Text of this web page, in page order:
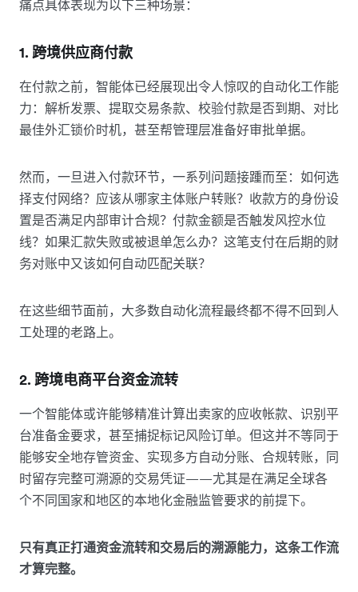
痛点具体表现为以下三种场景：
1. 跨境供应商付款
在付款之前，智能体已经展现出令人惊叹的自动化工作能
力：解析发票、提取交易条款、校验付款是否到期、对比
最佳外汇锁价时机，甚至帮管理层准备好审批单据。
然而，一旦进入付款环节，一系列问题接踵而至：如何选
择支付网络？应该从哪家主体账户转账？收款方的身份设
置是否满足内部审计合规？付款金额是否触发风控水位
线？如果汇款失败或被退单怎么办？这笔支付在后期的财
务对账中又该如何自动匹配关联？
在这些细节面前，大多数自动化流程最终都不得不回到人
工处理的老路上。
2. 跨境电商平台资金流转
一个智能体或许能够精准计算出卖家的应收帐款、识别平
台准备金要求，甚至捕捉标记风险订单。但这并不等同于
能够安全地存管资金、实现多方自动分账、合规转账，同
时留存完整可溯源的交易凭证——尤其是在满足全球各
个不同国家和地区的本地化金融监管要求的前提下。
只有真正打通资金流转和交易后的溯源能力，这条工作流
才算完整。